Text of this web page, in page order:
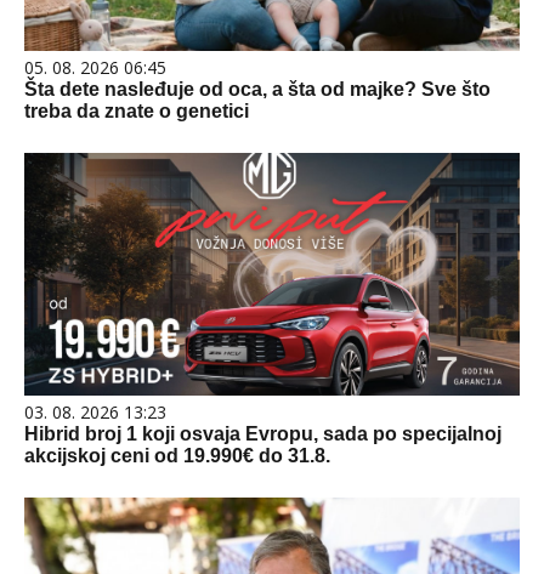
05. 08. 2026 06:45
Šta dete nasleđuje od oca, a šta od majke? Sve što
treba da znate o genetici
03. 08. 2026 13:23
Hibrid broj 1 koji osvaja Evropu, sada po specijalnoj
akcijskoj ceni od 19.990€ do 31.8.